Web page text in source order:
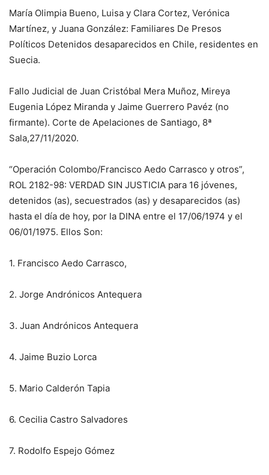
María Olimpia Bueno, Luisa y Clara Cortez, Verónica
Martínez, y Juana González: Familiares De Presos
Políticos Detenidos desaparecidos en Chile, residentes en
Suecia.
Fallo Judicial de Juan Cristóbal Mera Muñoz, Mireya
Eugenia López Miranda y Jaime Guerrero Pavéz (no
firmante). Corte de Apelaciones de Santiago, 8ª
Sala,27/11/2020.
“Operación Colombo/Francisco Aedo Carrasco y otros”,
ROL 2182-98: VERDAD SIN JUSTICIA para 16 jóvenes,
detenidos (as), secuestrados (as) y desaparecidos (as)
hasta el día de hoy, por la DINA entre el 17/06/1974 y el
06/01/1975. Ellos Son:
1. Francisco Aedo Carrasco,
2. Jorge Andrónicos Antequera
3. Juan Andrónicos Antequera
4. Jaime Buzio Lorca
5. Mario Calderón Tapia
6. Cecilia Castro Salvadores
7. Rodolfo Espejo Gómez